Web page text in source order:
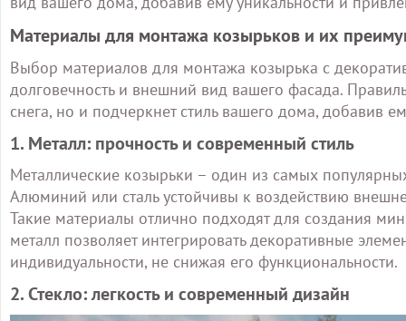
Материалы для монтажа козырьков и их
Выбор материалов для монтажа козырька с
долговечность и внешний вид вашего фасада.
снега, но и подчеркнет стиль вашего дома, добавив
1. Металл: прочность и современный стиль
Металлические козырьки – один из самых
Алюминий или сталь устойчивы к воздействию
Такие материалы отлично подходят для создания
металл позволяет интегрировать декоративные
индивидуальности, не снижая его функциональности.
2. Стекло: легкость и современный дизайн